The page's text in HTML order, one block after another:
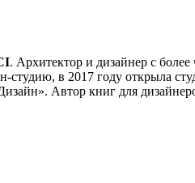
. Архитектор и дизайнер с
студию, в 2017 году открыла
Автор книг для